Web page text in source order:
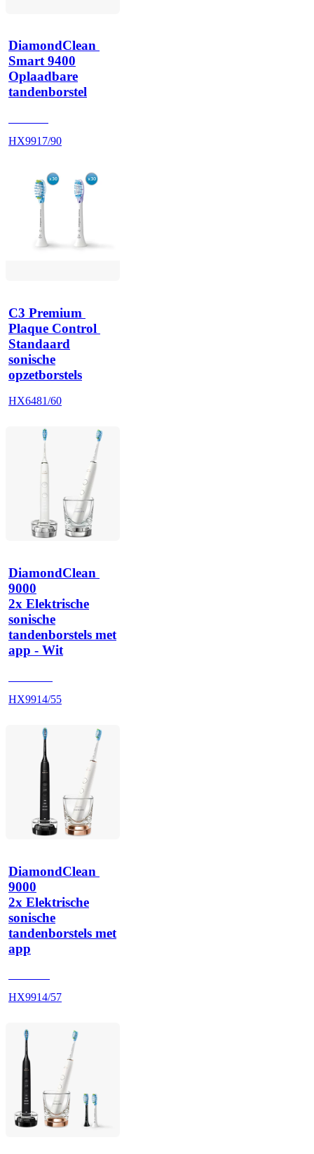
DiamondClean
Smart 9400
Oplaadbare
tandenborstel
HX9917/90
C3 Premium
Plaque Control
Standaard
sonische
opzetborstels
HX6481/60
DiamondClean
9000
2x Elektrische
sonische
tandenborstels met
app - Wit
HX9914/55
DiamondClean
9000
2x Elektrische
sonische
tandenborstels met
app
HX9914/57